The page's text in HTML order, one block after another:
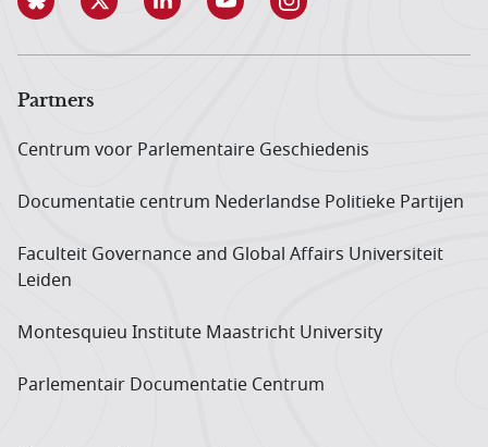
Partners
Centrum voor Parlementaire Geschiedenis
Documentatie centrum Neder­landse Politieke Partijen
Faculteit Governance and Global Affairs Universiteit
Leiden
Montesquieu Institute Maastricht University
Parlementair Documentatie Centrum